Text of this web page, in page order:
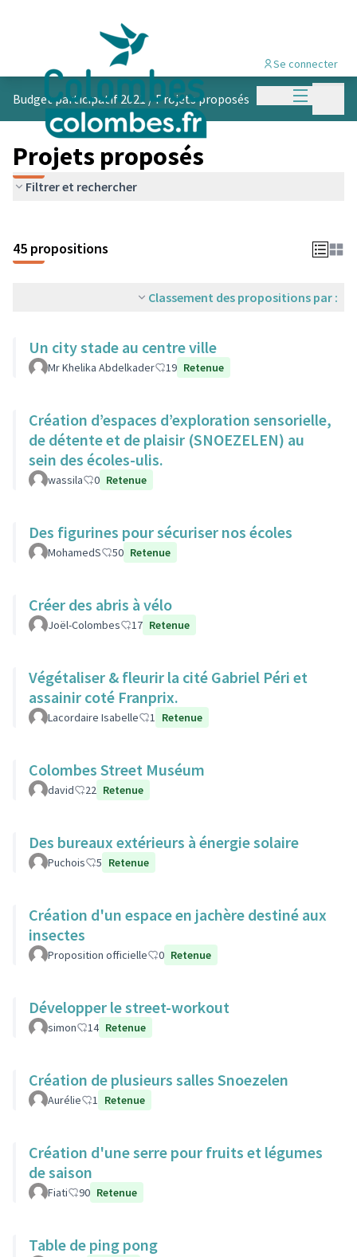
Menu
Se connecter
Budget participatif 2021 /Projets proposés
Projets proposés
Filtrer et rechercher
45 propositions
Classement des propositions par :
Un city stade au centre ville
Mr Khelika Abdelkader 19 Retenue
Création d’espaces d’exploration sensorielle,
de détente et de plaisir (SNOEZELEN) au
sein des écoles-ulis.
wassila 0 Retenue
Des figurines pour sécuriser nos écoles
MohamedS 50 Retenue
Créer des abris à vélo
Joël-Colombes 17 Retenue
Végétaliser & fleurir la cité Gabriel Péri et
assainir coté Franprix.
Lacordaire Isabelle 1 Retenue
Colombes Street Muséum
david 22 Retenue
Des bureaux extérieurs à énergie solaire
Puchois 5 Retenue
Création d'un espace en jachère destiné aux
insectes
Proposition officielle 0 Retenue
Développer le street-workout
simon 14 Retenue
Création de plusieurs salles Snoezelen
Aurélie 1 Retenue
Création d'une serre pour fruits et légumes
de saison
Fiati 90 Retenue
Table de ping pong